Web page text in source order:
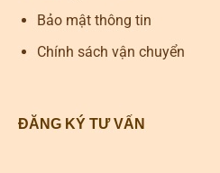
Bảo mật thông tin
Chính sách vận chuyển
ĐĂNG KÝ TƯ VẤN